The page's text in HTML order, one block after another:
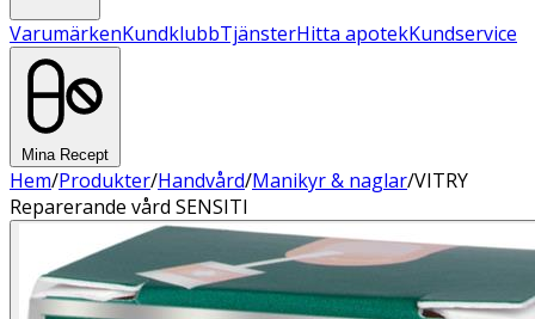
VarumärkenKundklubbTjänsterHitta apotekKundservice
Mina Recept
Hem/Produkter/Handvård/Manikyr & naglar/VITRY
Reparerande vård SENSITI